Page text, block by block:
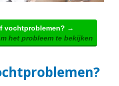
vochtproblemen? →
het probleem te bekijken